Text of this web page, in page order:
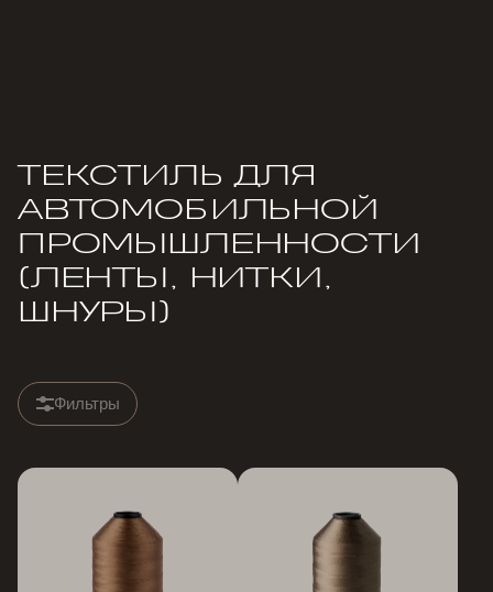
ТЕКСТИЛЬ ДЛЯ
АВТОМОБИЛЬНОЙ
ПРОМЫШЛЕННОСТИ
(ЛЕНТЫ, НИТКИ,
ШНУРЫ)
Фильтры